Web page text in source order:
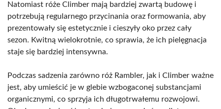
Natomiast róże Climber mają bardziej zwartą budowę i
potrzebują regularnego przycinania oraz formowania, aby
prezentowały się estetycznie i cieszyły oko przez cały
sezon. Kwitną wielokrotnie, co sprawia, że ich pielęgnacja
staje się bardziej intensywna.
Podczas sadzenia zarówno róż Rambler, jak i Climber ważne
jest, aby umieścić je w glebie wzbogaconej substancjami
organicznymi, co sprzyja ich długotrwałemu rozwojowi.